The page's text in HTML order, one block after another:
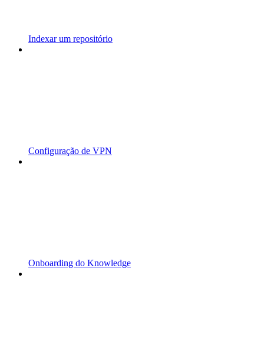
Indexar um repositório
Configuração de VPN
Onboarding do Knowledge